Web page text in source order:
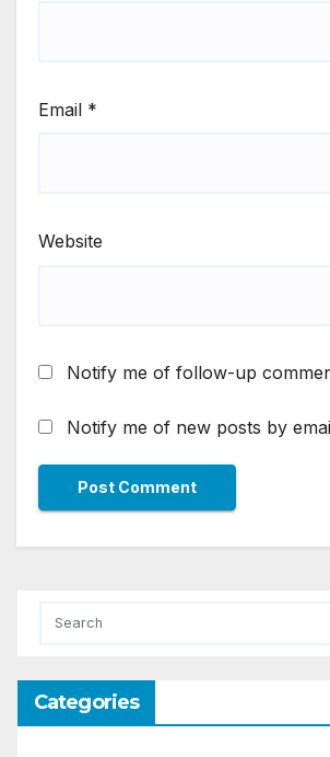
Email *
Website
Notify me of follow-up
Notify me of new posts by
Categories